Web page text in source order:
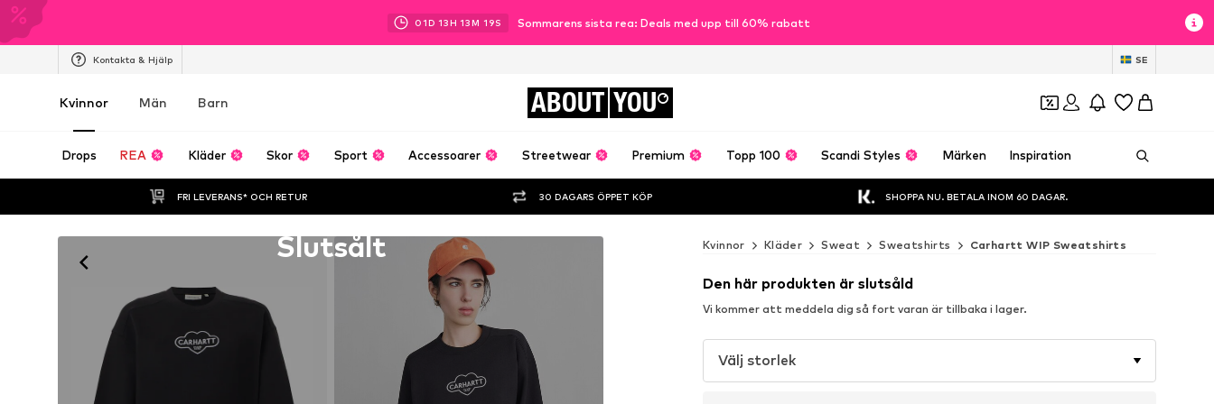
01D 13H 13M 18S Sommarens sista rea: Deals med upp till 60% rabatt
Kontakta & Hjälp SE
Kvinnor Män Barn ABOUT YOU
Drops REA Kläder Skor Sport Accessoarer Streetwear Premium Topp 100 Scandi Styles Märken Inspiration
FRI LEVERANS* OCH RETUR 30 DAGARS ÖPPET KÖP SHOPPA NU. BETALA INOM 60 DAGAR.
Slutsålt Kvinnor Kläder Sweat Sweatshirts Carhartt WIP Sweatshirts
Den här produkten är slutsåld
Vi kommer att meddela dig så fort varan är tillbaka i lager.
Välj storlek